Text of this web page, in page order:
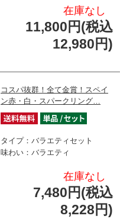
在庫なし
11,800円(税込
12,980円)
コスパ抜群！全て金賞！スペイ
ン赤・白・スパークリング…
タイプ：バラエティセット
味わい：バラエティ
在庫なし
7,480円(税込
8,228円)